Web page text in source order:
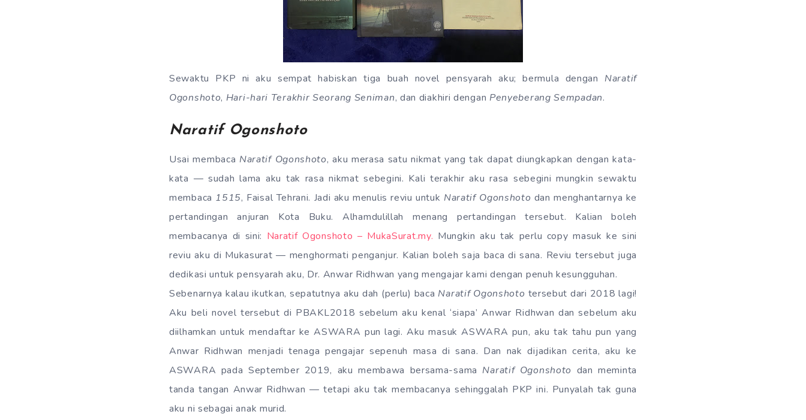
Sewaktu PKP ni aku sempat habiskan tiga buah novel pensyarah aku; bermula dengan Naratif
Ogonshoto, Hari-hari Terakhir Seorang Seniman, dan diakhiri dengan Penyeberang Sempadan.
Naratif Ogonshoto
Usai membaca Naratif Ogonshoto, aku merasa satu nikmat yang tak dapat diungkapkan dengan kata-
kata — sudah lama aku tak rasa nikmat sebegini. Kali terakhir aku rasa sebegini mungkin sewaktu
membaca 1515, Faisal Tehrani. Jadi aku menulis reviu untuk Naratif Ogonshoto dan menghantarnya ke
pertandingan anjuran Kota Buku. Alhamdulillah menang pertandingan tersebut. Kalian boleh
membacanya di sini: Naratif Ogonshoto – MukaSurat.my. Mungkin aku tak perlu copy masuk ke sini
reviu aku di Mukasurat — menghormati penganjur. Kalian boleh saja baca di sana. Reviu tersebut juga
dedikasi untuk pensyarah aku, Dr. Anwar Ridhwan yang mengajar kami dengan penuh kesungguhan.
Sebenarnya kalau ikutkan, sepatutnya aku dah (perlu) baca Naratif Ogonshoto tersebut dari 2018 lagi!
Aku beli novel tersebut di PBAKL2018 sebelum aku kenal ‘siapa’ Anwar Ridhwan dan sebelum aku
diilhamkan untuk mendaftar ke ASWARA pun lagi. Aku masuk ASWARA pun, aku tak tahu pun yang
Anwar Ridhwan menjadi tenaga pengajar sepenuh masa di sana. Dan nak dijadikan cerita, aku ke
ASWARA pada September 2019, aku membawa bersama-sama Naratif Ogonshoto dan meminta
tanda tangan Anwar Ridhwan — tetapi aku tak membacanya sehinggalah PKP ini. Punyalah tak guna
aku ni sebagai anak murid.